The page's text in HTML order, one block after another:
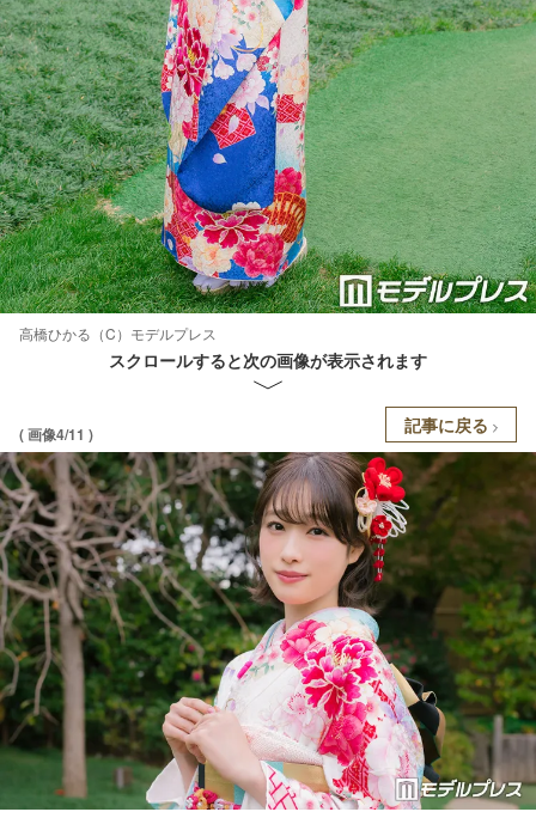
高橋ひかる（C）モデルプレス
スクロールすると次の画像が表示されます
( 画像4/11 ) 記事に戻る